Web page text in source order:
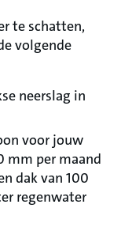
te schatten,
volgende
neerslag in
voor jouw
mm per maand
dak van 100
regenwater